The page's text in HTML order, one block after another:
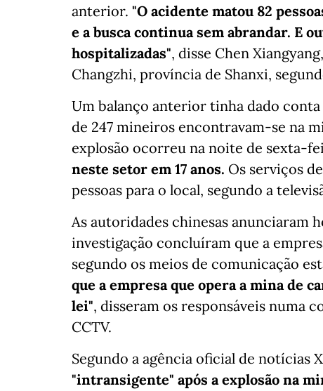
anterior. "O acidente matou 82
e a busca continua sem abrandar. E
hospitalizadas", disse Chen
Changzhi, província de Shanxi,
Um balanço anterior tinha dado
de 247 mineiros encontravam-se na
explosão ocorreu na noite de sexta-
neste setor em 17 anos. Os serviços
pessoas para o local, segundo a
As autoridades chinesas anunciaram
investigação concluíram que a
segundo os meios de comunicação
que a empresa que opera a mina de
lei", disseram os responsáveis numa
CCTV.
Segundo a agência oficial de notícias
"intransigente" após a explosão na